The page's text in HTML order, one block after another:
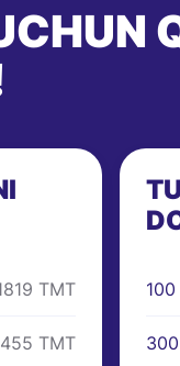
TMT
TMT